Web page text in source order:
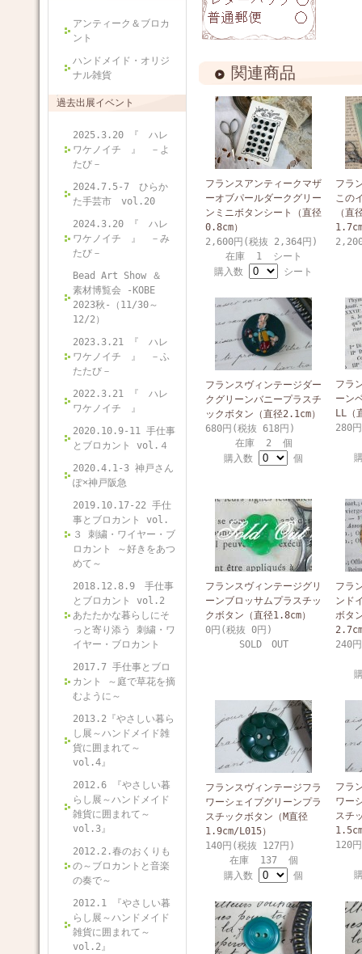
アンティーク＆ブロカ
ント
ハンドメイド・オリジ
ナル雑貨
過去出展イベント
2025.3.20 『 ハレ
ワケノイチ 』 －よ
たび－
2024.7.5-7 ひらか
た手芸市 vol.20
2024.3.20 『 ハレ
ワケノイチ 』 －み
たび－
Bead Art Show ＆
素材博覧会 -KOBE
2023秋-（11/30～
12/2）
2023.3.21 『 ハレ
ワケノイチ 』 －ふ
たたび－
2022.3.21 『 ハレ
ワケノイチ 』
2020.10.9-11 手仕事
とブロカント vol.４
2020.4.1-3 神戸さん
ぽ×神戸阪急
2019.10.17-22 手仕
事とブロカント vol.
３ 刺繍・ワイヤー・ブ
ロカント ～好きをあつ
めて～
2018.12.8.9 手仕事
とブロカント vol.2
あたたかな暮らしにそ
っと寄り添う 刺繍・ワ
イヤー・ブロカント
2017.7 手仕事とブロ
カント ～庭で草花を摘
むように～
2013.2『やさしい暮ら
し展～ハンドメイド雑
貨に囲まれて～
vol.4』
2012.6 『やさしい暮
らし展～ハンドメイド
雑貨に囲まれて～
vol.3』
2012.2.春のおくりも
の～ブロカントと音楽
の奏で～
2012.1 『やさしい暮
らし展～ハンドメイド
雑貨に囲まれて～
vol.2』
関連商品
フランスアンティークマザ
ーオブパールダークグリー
ンミニボタンシート（直径
0.8cm）
2,600円(税抜 2,364円)
在庫 1 シート
購入数
シート
フラ
この
（直
フランスヴィンテージダー
クグリーンバニープラスチ
ックボタン（直径2.1cm）
680円(税抜 618円)
在庫 2 個
購入数
個
フラ
ーン
LL（
280
フランスヴィンテージグリ
ーンブロッサムプラスチッ
クボタン（直径1.8cm）
0円(税抜 0円)
SOLD OUT
フラ
ンド
ボタ
240
フランスヴィンテージフラ
ワーシェイプグリーンプラ
スチックボタン（M直径
1.9cm/L015）
140円(税抜 127円)
在庫 137 個
購入数
個
フラ
ワー
スチ
120